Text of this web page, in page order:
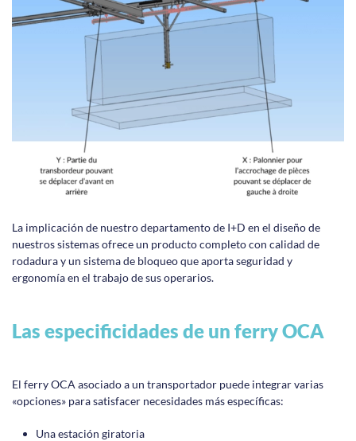
La implicación de nuestro departamento de I+D en el diseño de
nuestros sistemas ofrece un producto completo con calidad de
rodadura y un sistema de bloqueo que aporta seguridad y
ergonomía en el trabajo de sus operarios.
Las especificidades de un ferry OCA
El ferry OCA asociado a un transportador puede integrar varias
«opciones» para satisfacer necesidades más específicas:
Una estación giratoria